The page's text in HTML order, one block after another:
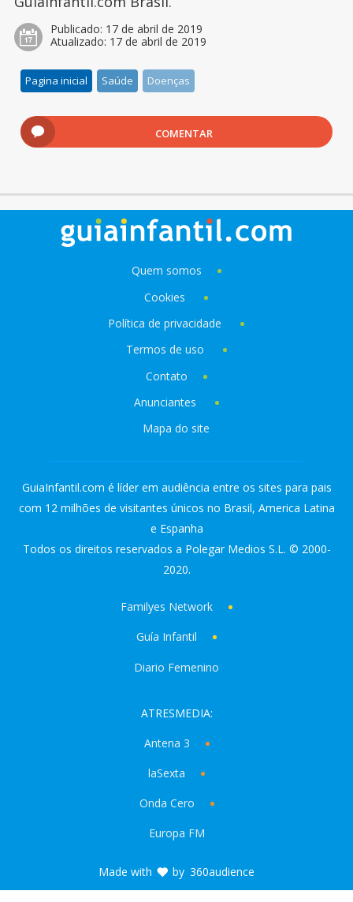
Publicado: 17 de abril de 2019
Atualizado: 17 de abril de 2019
Pagina inicial Saúde Doenças
COMENTAR
Quem somos
Cookies
Política de privacidade
Termos de uso
Contato
Anunciantes
Mapa do site
GuiaInfantil.com é líder em audiência entre os sites para pais
com 12 milhões de visitantes únicos no Brasil, America Latina
e Espanha
Todos os direitos reservados a Polegar Medios S.L. © 2000-
2020.
Familyes Network
Guía Infantil
Diario Femenino
ATRESMEDIA:
Antena 3
laSexta
Onda Cero
Europa FM
Made with by 360audience